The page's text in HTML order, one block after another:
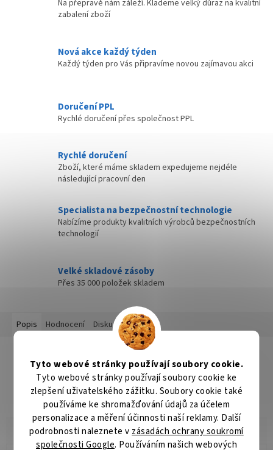
Tyto webové stránky používají soubory cookie.
Tyto webové stránky používají soubory cookie ke
zlepšení uživatelského zážitku. Soubory cookie také
používáme ke shromažďování údajů za účelem
personalizace a měření účinnosti naší reklamy. Další
podrobnosti naleznete v zásadách ochrany soukromí
společnosti Google. Používáním našich webových
Na přepravě nám záleží. Klademe velký důraz na kvalitní
zabalení zboží
Nová akce každý týden
Každý týden pro Vás připravíme novou zajímavou akci
Doručení PPL
Rychlé doručení přes společnost PPL
Rychlé doručení
Zboží, které máme skladem expedujeme nejdéle
následující pracovní den
Specialista na bezpečnostní technologie
Nabízíme produkty kvalitních výrobců bezpečnostních
technologií
Velké skladové zásoby
Přes 35 000 položek skladem
Popis Hodnocení Diskuze
Popis produktu není dostupný